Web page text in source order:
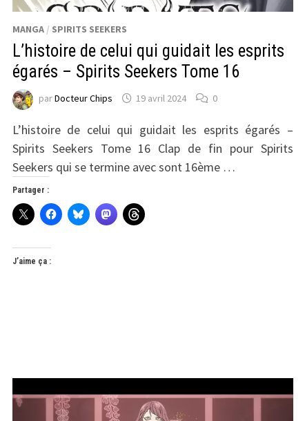
MANGA/ SPIRITS SEEKERS
L’histoire de celui qui guidait les esprits
égarés – Spirits Seekers Tome 16
parDocteur Chips 19 avril 2024 0
L’histoire de celui qui guidait les esprits égarés –
Spirits Seekers Tome 16 Clap de fin pour Spirits
Seekers qui se termine avec sont 16ème …
Partager :
J’aime ça :